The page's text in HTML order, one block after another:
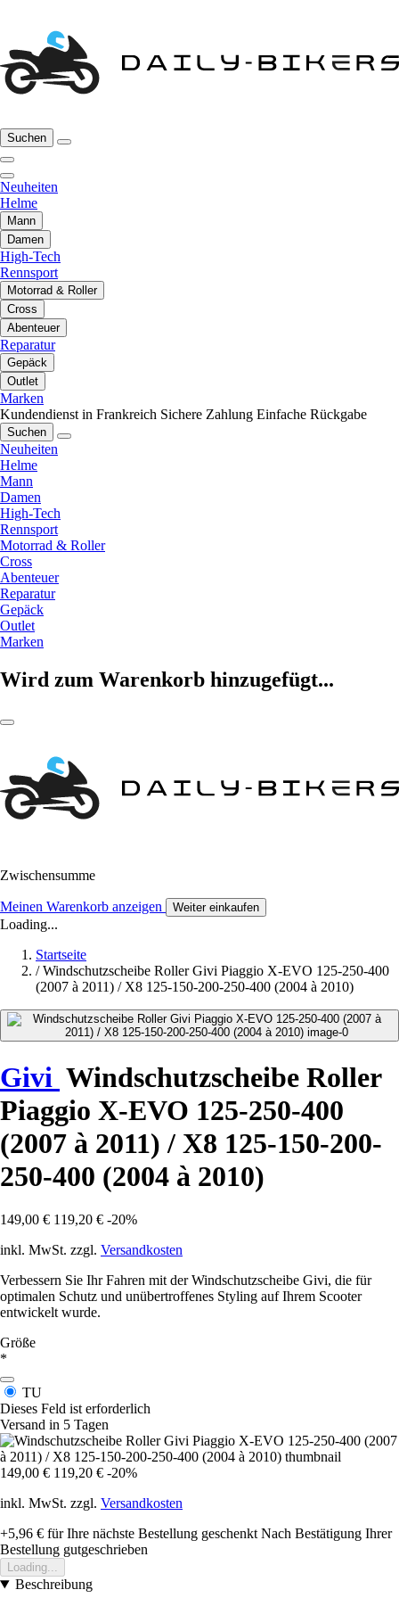
Suchen
Neuheiten
Helme
Mann
Damen
High-Tech
Rennsport
Motorrad & Roller
Cross
Abenteuer
Reparatur
Gepäck
Outlet
Marken
Kundendienst in Frankreich Sichere Zahlung Einfache Rückgabe
Suchen
Neuheiten
Helme
Mann
Damen
High-Tech
Rennsport
Motorrad & Roller
Cross
Abenteuer
Reparatur
Gepäck
Outlet
Marken
Wird zum Warenkorb hinzugefügt...
Zwischensumme
Meinen Warenkorb anzeigen Weiter einkaufen
Loading...
Startseite
/ Windschutzscheibe Roller Givi Piaggio X-EVO 125-250-400
(2007 à 2011) / X8 125-150-200-250-400 (2004 à 2010)
Givi Windschutzscheibe Roller
Piaggio X-EVO 125-250-400
(2007 à 2011) / X8 125-150-200-
250-400 (2004 à 2010)
149,00 € 119,20 € -20%
inkl. MwSt. zzgl. Versandkosten
Verbessern Sie Ihr Fahren mit der Windschutzscheibe Givi, die für
optimalen Schutz und unübertroffenes Styling auf Ihrem Scooter
entwickelt wurde.
Größe
*
TU
Dieses Feld ist erforderlich
Versand in 5 Tagen
149,00 € 119,20 € -20%
inkl. MwSt. zzgl. Versandkosten
+5,96 € für Ihre nächste Bestellung geschenkt Nach Bestätigung Ihrer
Bestellung gutgeschrieben
Loading...
Beschreibung